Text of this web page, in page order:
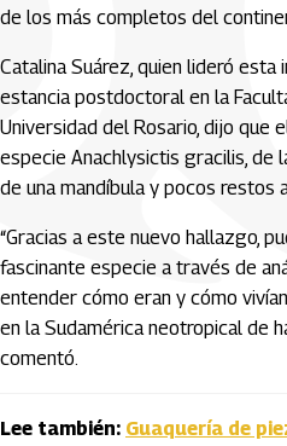
de los más completos del
Catalina Suárez, quien lideró
estancia postdoctoral en la
Universidad del Rosario, dijo que
especie Anachlysictis gracilis, de
de una mandíbula y pocos restos
“Gracias a este nuevo hallazgo,
fascinante especie a través de
entender cómo eran y cómo
en la Sudamérica neotropical de
comentó.
Lee también: Guaquería de